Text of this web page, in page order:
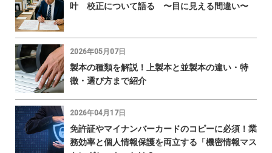
叶 校正について語る 〜目に見える間違い〜
2026年05月07日
製本の種類を解説！上製本と並製本の違い・特
徴・選び方まで紹介
2026年04月17日
免許証やマイナンバーカードのコピーに必須！業
務効率と個人情報保護を両立する「機密情報マス